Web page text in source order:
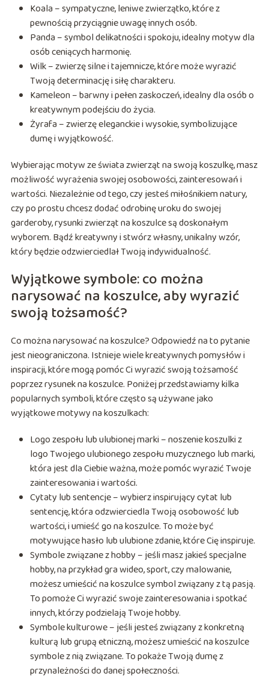
Koala – sympatyczne, leniwe zwierzątko, które z
pewnością przyciągnie uwagę innych osób.
Panda – symbol delikatności i spokoju, idealny motyw dla
osób ceniących harmonię.
Wilk – zwierzę silne i tajemnicze, które może wyrazić
Twoją determinację i siłę charakteru.
Kameleon – barwny i pełen zaskoczeń, idealny dla osób o
kreatywnym podejściu do życia.
Żyrafa – zwierzę eleganckie i wysokie, symbolizujące
dumę i wyjątkowość.
Wybierając motyw ze świata zwierząt na swoją koszulkę, masz
możliwość wyrażenia swojej osobowości, zainteresowań i
wartości. Niezależnie od tego, czy jesteś miłośnikiem natury,
czy po prostu chcesz dodać odrobinę uroku do swojej
garderoby, rysunki zwierząt na koszulce są doskonałym
wyborem. Bądź kreatywny i stwórz własny, unikalny wzór,
który będzie odzwierciedlał Twoją indywidualność.
Wyjątkowe symbole: co można
narysować na koszulce, aby wyrazić
swoją tożsamość?
Co można narysować na koszulce? Odpowiedź na to pytanie
jest nieograniczona. Istnieje wiele kreatywnych pomysłów i
inspiracji, które mogą pomóc Ci wyrazić swoją tożsamość
poprzez rysunek na koszulce. Poniżej przedstawiamy kilka
popularnych symboli, które często są używane jako
wyjątkowe motywy na koszulkach:
Logo zespołu lub ulubionej marki – noszenie koszulki z
logo Twojego ulubionego zespołu muzycznego lub marki,
która jest dla Ciebie ważna, może pomóc wyrazić Twoje
zainteresowania i wartości.
Cytaty lub sentencje – wybierz inspirujący cytat lub
sentencję, która odzwierciedla Twoją osobowość lub
wartości, i umieść go na koszulce. To może być
motywujące hasło lub ulubione zdanie, które Cię inspiruje.
Symbole związane z hobby – jeśli masz jakieś specjalne
hobby, na przykład gra wideo, sport, czy malowanie,
możesz umieścić na koszulce symbol związany z tą pasją.
To pomoże Ci wyrazić swoje zainteresowania i spotkać
innych, którzy podzielają Twoje hobby.
Symbole kulturowe – jeśli jesteś związany z konkretną
kulturą lub grupą etniczną, możesz umieścić na koszulce
symbole z nią związane. To pokaże Twoją dumę z
przynależności do danej społeczności.